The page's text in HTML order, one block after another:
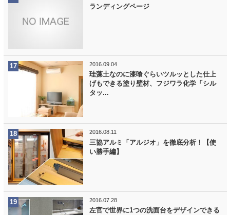
ランディングページ
2016.09.04
珪藻土なのに漆喰ぐらいツルッとした仕上
げもできる塗り壁材、フジワラ化学「シル
タッ...
2016.08.11
三協アルミ「アルジオ」を徹底分析！【使
い勝手編】
2016.07.28
左官で世界に1つの洗面台をデザインできる